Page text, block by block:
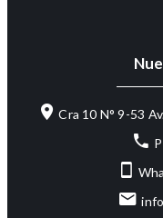
Cra 10 N° 9-53